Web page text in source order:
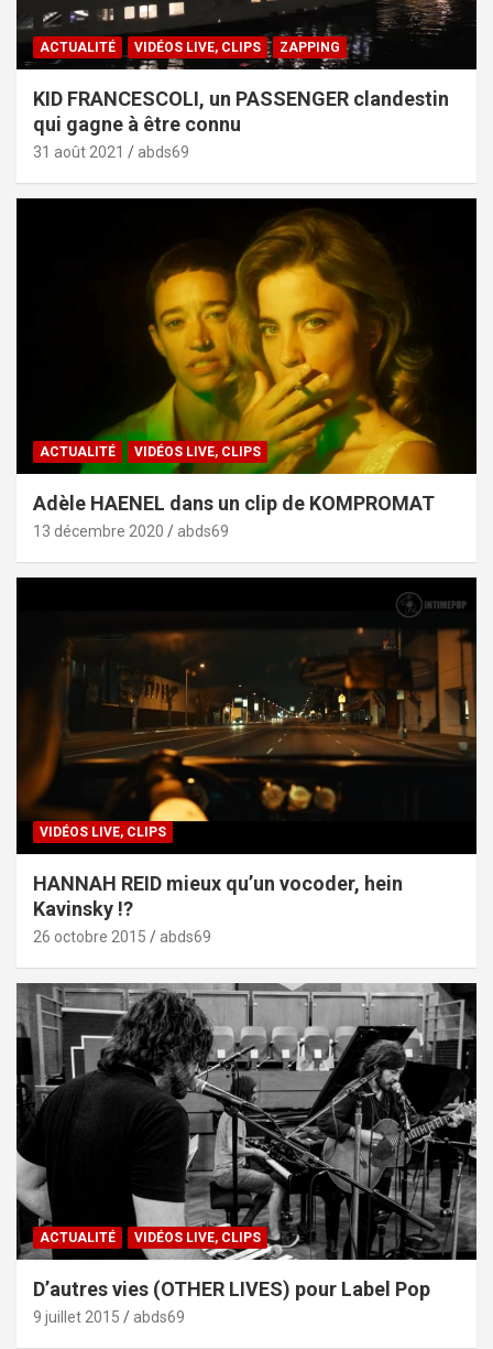
ACTUALITÉ VIDÉOS LIVE, CLIPS ZAPPING
KID FRANCESCOLI, un PASSENGER clandestin
qui gagne à être connu
31 août 2021 abds69
ACTUALITÉ VIDÉOS LIVE, CLIPS
Adèle HAENEL dans un clip de KOMPROMAT
13 décembre 2020 abds69
VIDÉOS LIVE, CLIPS
HANNAH REID mieux qu’un vocoder, hein
Kavinsky !?
26 octobre 2015 abds69
ACTUALITÉ VIDÉOS LIVE, CLIPS
D’autres vies (OTHER LIVES) pour Label Pop
9 juillet 2015 abds69